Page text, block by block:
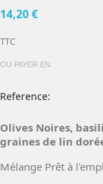
14,20 €
TTC
OU PAYER EN
Reference:
Olives Noires,
graines de lin
Mélange Prêt à